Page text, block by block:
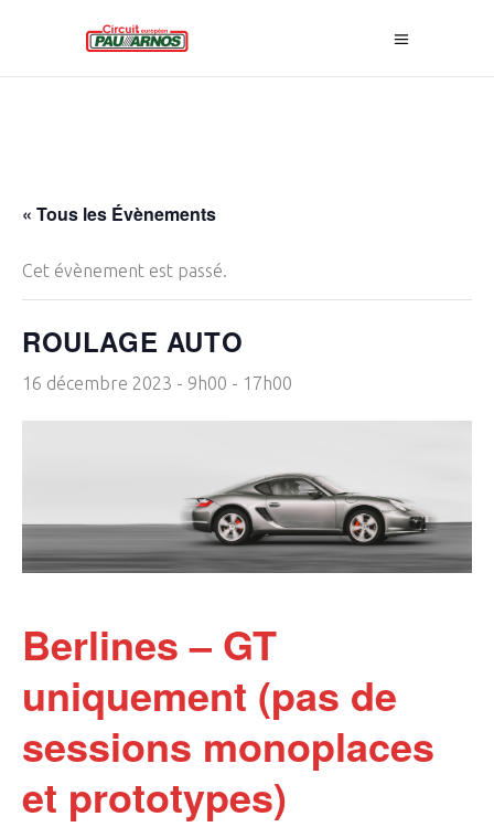
« Tous les Évènements
Cet évènement est passé.
ROULAGE AUTO
16 décembre 2023 - 9h00 - 17h00
Berlines – GT
uniquement (pas de
sessions monoplaces
et prototypes)